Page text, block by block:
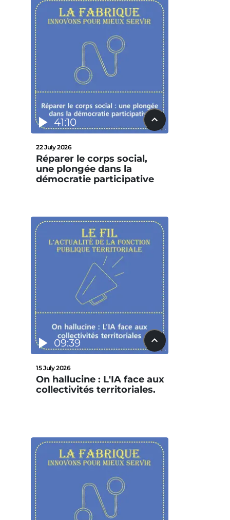
41:10
22 July 2026
Réparer le corps social,
une plongée dans la
démocratie participative
09:39
15 July 2026
On hallucine : L'IA face aux
collectivités territoriales.